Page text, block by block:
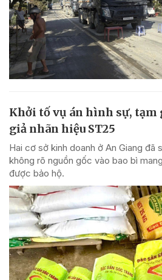
Khởi tố vụ án hình sự, tạm
giả nhãn hiệu ST25
Hai cơ sở kinh doanh ở An Giang đã
không rõ nguồn gốc vào bao bì
được bảo hộ.